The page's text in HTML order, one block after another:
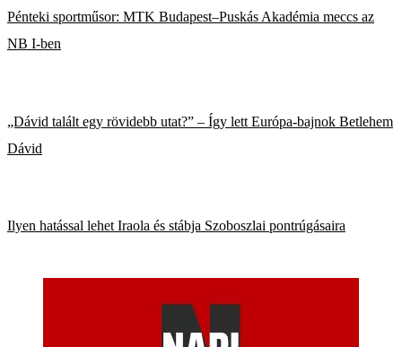
Pénteki sportműsor: MTK Budapest–Puskás Akadémia meccs az
NB I-ben
„Dávid talált egy rövidebb utat?” – Így lett Európa-bajnok Betlehem
Dávid
Ilyen hatással lehet Iraola és stábja Szoboszlai pontrúgásaira